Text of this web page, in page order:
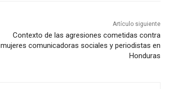
Artículo siguiente
Contexto de las agresiones cometidas contra
mujeres comunicadoras sociales y periodistas en
Honduras